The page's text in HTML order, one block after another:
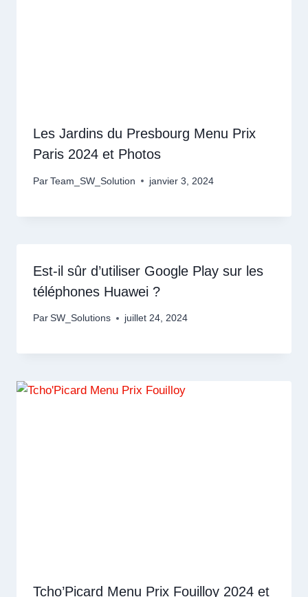
Les Jardins du Presbourg Menu Prix
Paris 2024 et Photos
Par Team_SW_Solution janvier 3, 2024
Est-il sûr d’utiliser Google Play sur les
téléphones Huawei ?
Par SW_Solutions juillet 24, 2024
Tcho’Picard Menu Prix Fouilloy 2024 et